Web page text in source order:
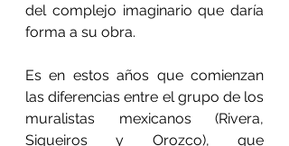
del complejo imaginario que daría
forma a su obra.
Es en estos años que comienzan
las diferencias entre el grupo de los
muralistas mexicanos (Rivera,
Siqueiros y Orozco), que